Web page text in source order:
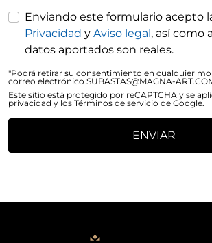
Enviando este formulario acepto
Privacidad y Aviso legal, así como
datos aportados son reales.
"Podrá retirar su consentimiento en cualquier
correo electrónico SUBASTAS@MAGNA-
Este sitio está protegido por reCAPTCHA y se
privacidad y los Términos de servicio de Google.
ENVIAR